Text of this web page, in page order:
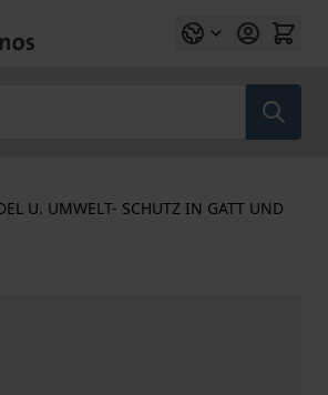
U. UMWELT- SCHUTZ IN GATT UND